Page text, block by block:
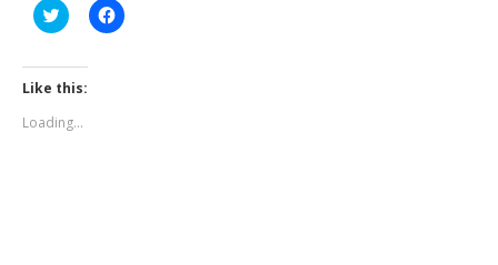
Click
to
Twitter
(Opens
in
window)
Click
to
Like this:
Loading...